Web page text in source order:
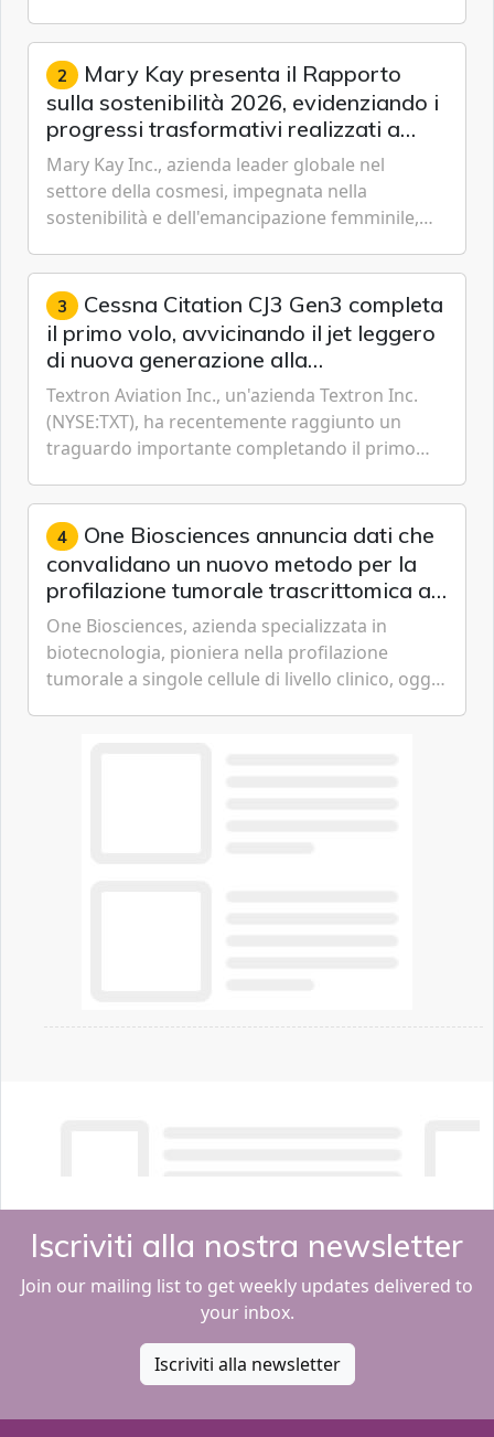
missioni an...
2 Mary Kay presenta il Rapporto
sulla sostenibilità 2026, evidenziando i
progressi trasformativi realizzati a
livello globale nelle sfere sociale,
economica e ambientale
Mary Kay Inc., azienda leader globale nel
settore della cosmesi, impegnata nella
sostenibilità e dell'emancipazione femminile,
sostenibilità 2026, una panora...
3 Cessna Citation CJ3 Gen3 completa
il primo volo, avvicinando il jet leggero
di nuova generazione alla
certificazione
Textron Aviation Inc., un'azienda Textron Inc.
(NYSE:TXT), ha recentemente raggiunto un
traguardo importante completando il primo
Gen3, avvicinando i...
4 One Biosciences annuncia dati che
convalidano un nuovo metodo per la
profilazione tumorale trascrittomica a
singole cellule da campioni istologici
One Biosciences, azienda specializzata in
biotecnologia, pioniera nella profilazione
tumorale a singole cellule di livello clinico, oggi
Iscriviti alla nostra newsletter
Join our mailing list to get weekly updates delivered to
your inbox.
Iscriviti alla newsletter